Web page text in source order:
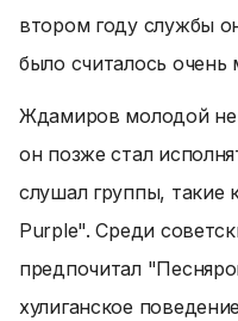
втором году службы
было считалось
Ждамиров молодой
он позже стал
слушал группы, такие
Purple". Среди
предпочитал
хулиганское